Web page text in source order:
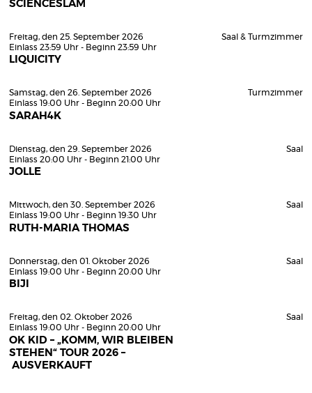
SCIENCESLAM
Freitag, den 25. September 2026
Einlass 23:59 Uhr - Beginn 23:59 Uhr
LIQUICITY
Saal & Turmzimmer
Samstag, den 26. September 2026
Einlass 19:00 Uhr - Beginn 20:00 Uhr
SARAH4K
Turmzimmer
Dienstag, den 29. September 2026
Einlass 20:00 Uhr - Beginn 21:00 Uhr
JOLLE
Saal
Mittwoch, den 30. September 2026
Einlass 19:00 Uhr - Beginn 19:30 Uhr
RUTH-MARIA THOMAS
Saal
Donnerstag, den 01. Oktober 2026
Einlass 19:00 Uhr - Beginn 20:00 Uhr
BIJI
Saal
Freitag, den 02. Oktober 2026
Einlass 19:00 Uhr - Beginn 20:00 Uhr
OK KID – „KOMM, WIR BLEIBEN
STEHEN“ TOUR 2026 –
AUSVERKAUFT
Saal